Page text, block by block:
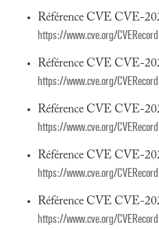
Référence CVE CVE-
https://www.cve.org/
Référence CVE CVE-
https://www.cve.org/
Référence CVE CVE-
https://www.cve.org/
Référence CVE CVE-
https://www.cve.org/
Référence CVE CVE-
https://www.cve.org/